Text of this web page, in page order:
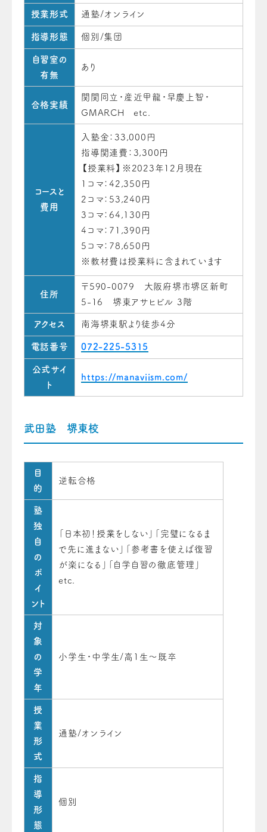
授業形式 通塾/オンライン
指導形態 個別/集団
自習室の
有無
あり
合格実績
関関同立・産近甲龍・早慶上智・
GMARCH etc.
コースと
費用
入塾金：33,000円
指導関連費：3,300円
【授業料】※2023年12月現在
1コマ：42,350円
2コマ：53,240円
3コマ：64,130円
4コマ：71,390円
5コマ：78,650円
※教材費は授業料に含まれています
住所
〒590-0079 大阪府堺市堺区新町
5-16 堺東アサヒビル 3階
アクセス 南海堺東駅より徒歩4分
電話番号 072-225-5315
公式サイ
ト
https://manaviism.com/
武田塾 堺東校
目
的
逆転合格
塾
独
自
の
ポ
イ
ント
「日本初！授業をしない」「完璧になるま
で先に進まない」「参考書を使えば復習
が楽になる」「自学自習の徹底管理」
etc.
対
象
の
学
年
小学生・中学生/高1生～既卒
授
業
形
式
通塾/オンライン
指
導
形
態
個別